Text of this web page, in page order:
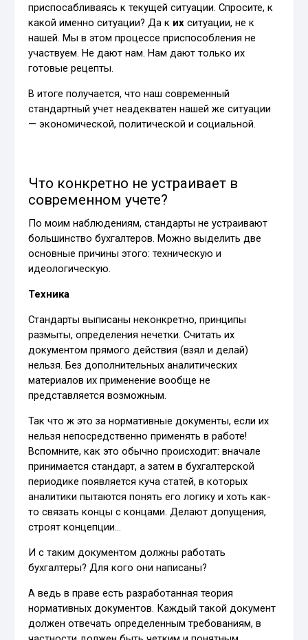
приспосабливаясь к текущей ситуации. Спросите, к
какой именно ситуации? Да к их ситуации, не к
нашей. Мы в этом процессе приспособления не
участвуем. Не дают нам. Нам дают только их
готовые рецепты.
В итоге получается, что наш современный
стандартный учет неадекватен нашей же ситуации
— экономической, политической и социальной.
Что конкретно не устраивает в
современном учете?
По моим наблюдениям, стандарты не устраивают
большинство бухгалтеров. Можно выделить две
основные причины этого: техническую и
идеологическую.
Техника
Стандарты выписаны неконкретно, принципы
размыты, определения нечетки. Считать их
документом прямого действия (взял и делай)
нельзя. Без дополнительных аналитических
материалов их применение вообще не
представляется возможным.
Так что ж это за нормативные документы, если их
нельзя непосредственно применять в работе!
Вспомните, как это обычно происходит: вначале
принимается стандарт, а затем в бухгалтерской
периодике появляется куча статей, в которых
аналитики пытаются понять его логику и хоть как-
то связать концы с концами. Делают допущения,
строят концепции…
И с таким документом должны работать
бухгалтеры? Для кого они написаны?
А ведь в праве есть разработанная теория
нормативных документов. Каждый такой документ
должен отвечать определенным требованиям, в